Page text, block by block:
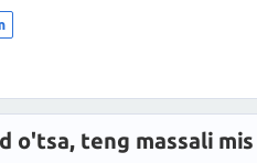
o'tsa, teng massali mis